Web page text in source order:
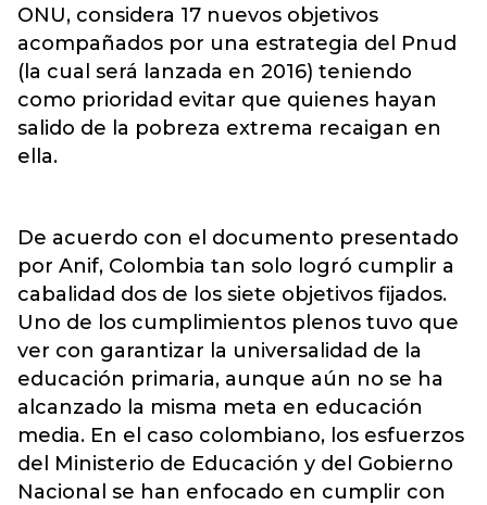
ONU, considera 17 nuevos objetivos
acompañados por una estrategia del Pnud
(la cual será lanzada en 2016) teniendo
como prioridad evitar que quienes hayan
salido de la pobreza extrema recaigan en
ella.
De acuerdo con el documento presentado
por Anif, Colombia tan solo logró cumplir a
cabalidad dos de los siete objetivos fijados.
Uno de los cumplimientos plenos tuvo que
ver con garantizar la universalidad de la
educación primaria, aunque aún no se ha
alcanzado la misma meta en educación
media. En el caso colombiano, los esfuerzos
del Ministerio de Educación y del Gobierno
Nacional se han enfocado en cumplir con